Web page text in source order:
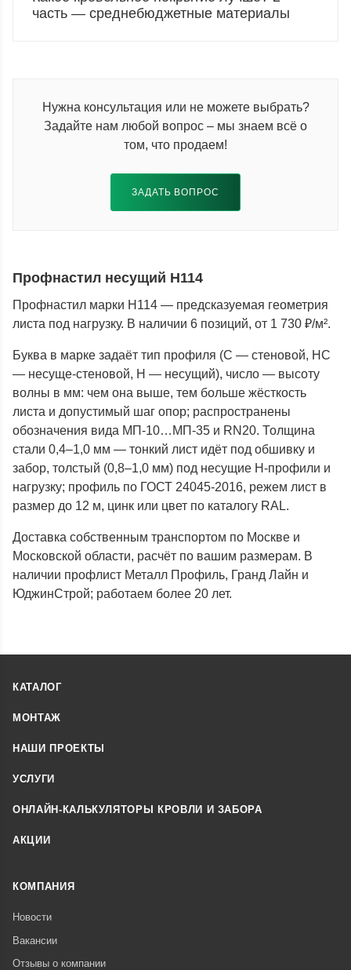
часть — среднебюджетные материалы
Нужна консультация или не можете выбрать?
Задайте нам любой вопрос – мы знаем всё о
том, что продаем!
ЗАДАТЬ ВОПРОС
Профнастил несущий Н114
Профнастил марки Н114 — предсказуемая геометрия
листа под нагрузку. В наличии 6 позиций, от 1 730 ₽/м².
Буква в марке задаёт тип профиля (С — стеновой, НС
— несуще-стеновой, Н — несущий), число — высоту
волны в мм: чем она выше, тем больше жёсткость
листа и допустимый шаг опор; распространены
обозначения вида МП-10…МП-35 и RN20. Толщина
стали 0,4–1,0 мм — тонкий лист идёт под обшивку и
забор, толстый (0,8–1,0 мм) под несущие Н-профили и
нагрузку; профиль по ГОСТ 24045-2016, режем лист в
размер до 12 м, цинк или цвет по каталогу RAL.
Доставка собственным транспортом по Москве и
Московской области, расчёт по вашим размерам. В
наличии профлист Металл Профиль, Гранд Лайн и
ЮджинСтрой; работаем более 20 лет.
КАТАЛОГ
МОНТАЖ
НАШИ ПРОЕКТЫ
УСЛУГИ
ОНЛАЙН-КАЛЬКУЛЯТОРЫ КРОВЛИ И ЗАБОРА
АКЦИИ
КОМПАНИЯ
Новости
Вакансии
Отзывы о компании